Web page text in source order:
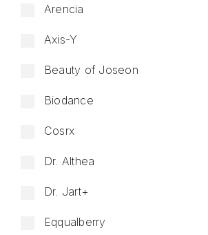
Arencia
Axis-Y
Beauty of Joseon
Biodance
Cosrx
Dr. Althea
Dr. Jart+
Eqqualberry